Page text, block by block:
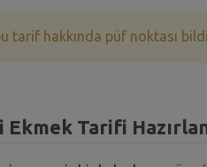
tarif hakkında püf noktası
Tarifi